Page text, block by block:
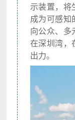
示装置，将
成为可感知
向公众、多
在深圳湾，
出力。